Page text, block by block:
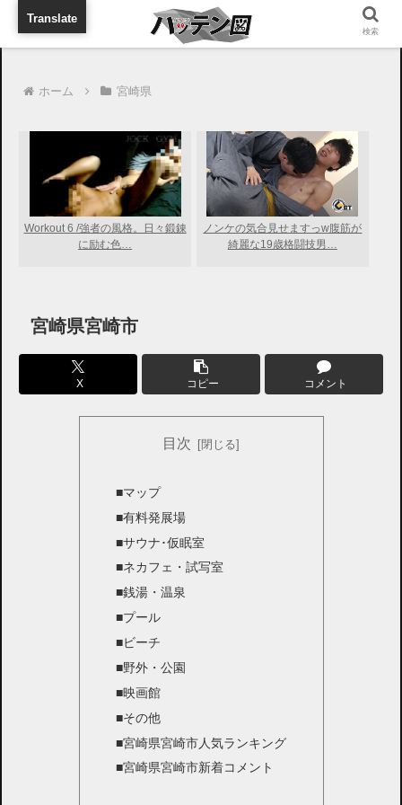
旅行に出張に待ち合わせに
ホーム 宮崎県
Workout 6 /強者の風格。日々鍛錬
に励む色…
ノンケの気合見せますっw腹筋が
綺麗な19歳格闘技男…
宮崎県宮崎市
X コピー コメント
目次
■マップ
■有料発展場
■サウナ･仮眠室
■ネカフェ・試写室
■銭湯・温泉
■プール
■ビーチ
■野外・公園
■映画館
■その他
■宮崎県宮崎市人気ランキング
■宮崎県宮崎市新着コメント
検索
Translate